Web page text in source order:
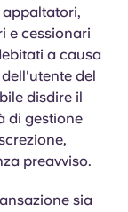
e cessionari
a causa
del
disdire il
di gestione
preavviso.
sia